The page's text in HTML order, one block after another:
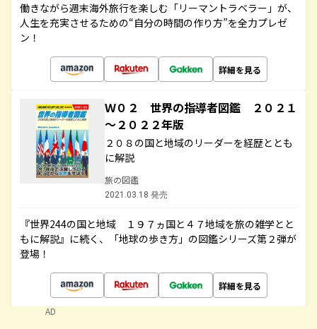
働きながら週末海外旅行を楽しむ「リーマントラベラー」が、
人生を充実させるための“自分の時間の作り方”を全力プレゼ
ン！
詳細を見る
Ｗ０２ 世界の指導者図鑑 ２０２１
～２０２２年版
２０８の国と地域のリーダーを経歴ととも
に解説
旅の図鑑
2021.03.18 発売
『世界244の国と地域 １９７ヵ国と４７地域を旅の雑学とと
もに解説』に続く、「地球の歩き方」の図鑑シリーズ第２弾が
登場！
詳細を見る
AD